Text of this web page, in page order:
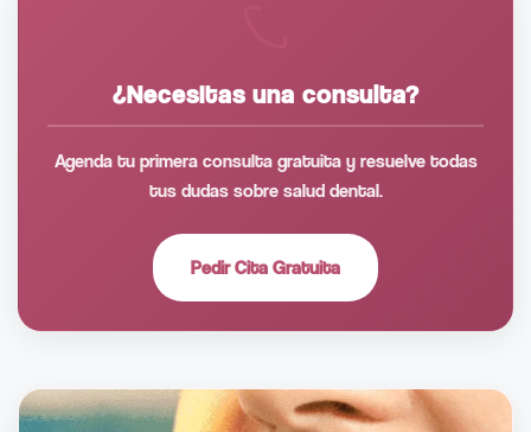
¿Necesitas una consulta?
Agenda tu primera consulta gratuita y resuelve todas
tus dudas sobre salud dental.
Pedir Cita Gratuita